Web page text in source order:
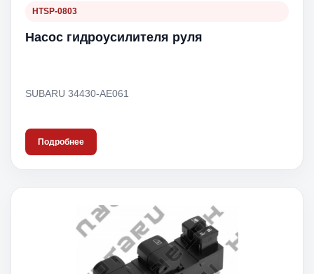
HTSP-0803
Насос гидроусилителя руля
SUBARU 34430-AE061
Подробнее